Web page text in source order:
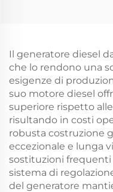
Il generatore diesel
che lo rendono una
esigenze di
suo motore diesel
superiore rispetto
risultando in costi
robusta costruzione
eccezionale e lunga
sostituzioni frequenti
sistema di
del generatore